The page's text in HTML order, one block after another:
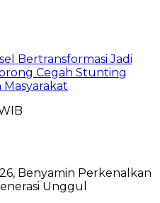
Bertransformasi Jadi
Cegah Stunting